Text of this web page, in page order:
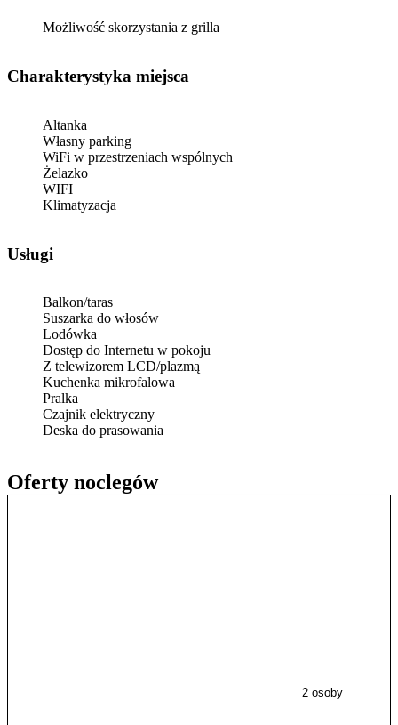
Oferty noclegów
2 osoby
Możliwość skorzystania z grilla
Charakterystyka miejsca
Altanka
Własny parking
WiFi w przestrzeniach wspólnych
Żelazko
WIFI
Klimatyzacja
Usługi
Balkon/taras
Suszarka do włosów
Lodówka
Dostęp do Internetu w pokoju
Z telewizorem LCD/plazmą
Kuchenka mikrofalowa
Pralka
Czajnik elektryczny
Deska do prasowania